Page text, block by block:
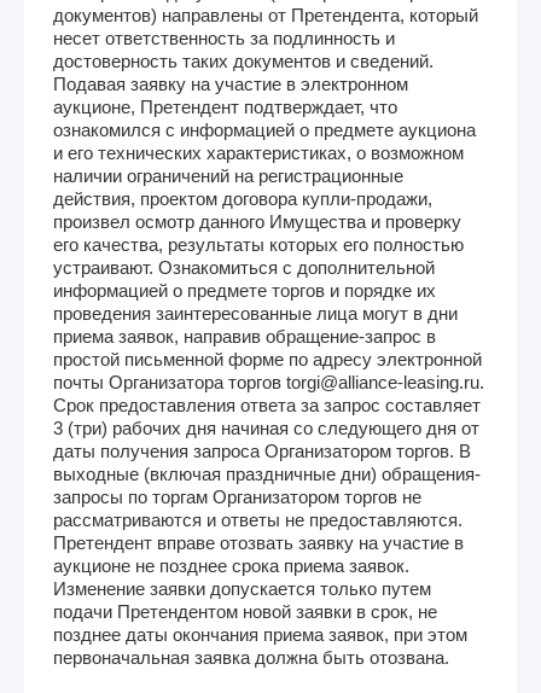
документов) направлены от Претендента, который
несет ответственность за подлинность и
достоверность таких документов и сведений.
Подавая заявку на участие в электронном
аукционе, Претендент подтверждает, что
ознакомился с информацией о предмете аукциона
и его технических характеристиках, о возможном
наличии ограничений на регистрационные
действия, проектом договора купли-продажи,
произвел осмотр данного Имущества и проверку
его качества, результаты которых его полностью
устраивают. Ознакомиться с дополнительной
информацией о предмете торгов и порядке их
проведения заинтересованные лица могут в дни
приема заявок, направив обращение-запрос в
простой письменной форме по адресу электронной
почты Организатора торгов torgi@alliance-leasing.ru.
Срок предоставления ответа за запрос составляет
3 (три) рабочих дня начиная со следующего дня от
даты получения запроса Организатором торгов. В
выходные (включая праздничные дни) обращения-
запросы по торгам Организатором торгов не
рассматриваются и ответы не предоставляются.
Претендент вправе отозвать заявку на участие в
аукционе не позднее срока приема заявок.
Изменение заявки допускается только путем
подачи Претендентом новой заявки в срок, не
позднее даты окончания приема заявок, при этом
первоначальная заявка должна быть отозвана.